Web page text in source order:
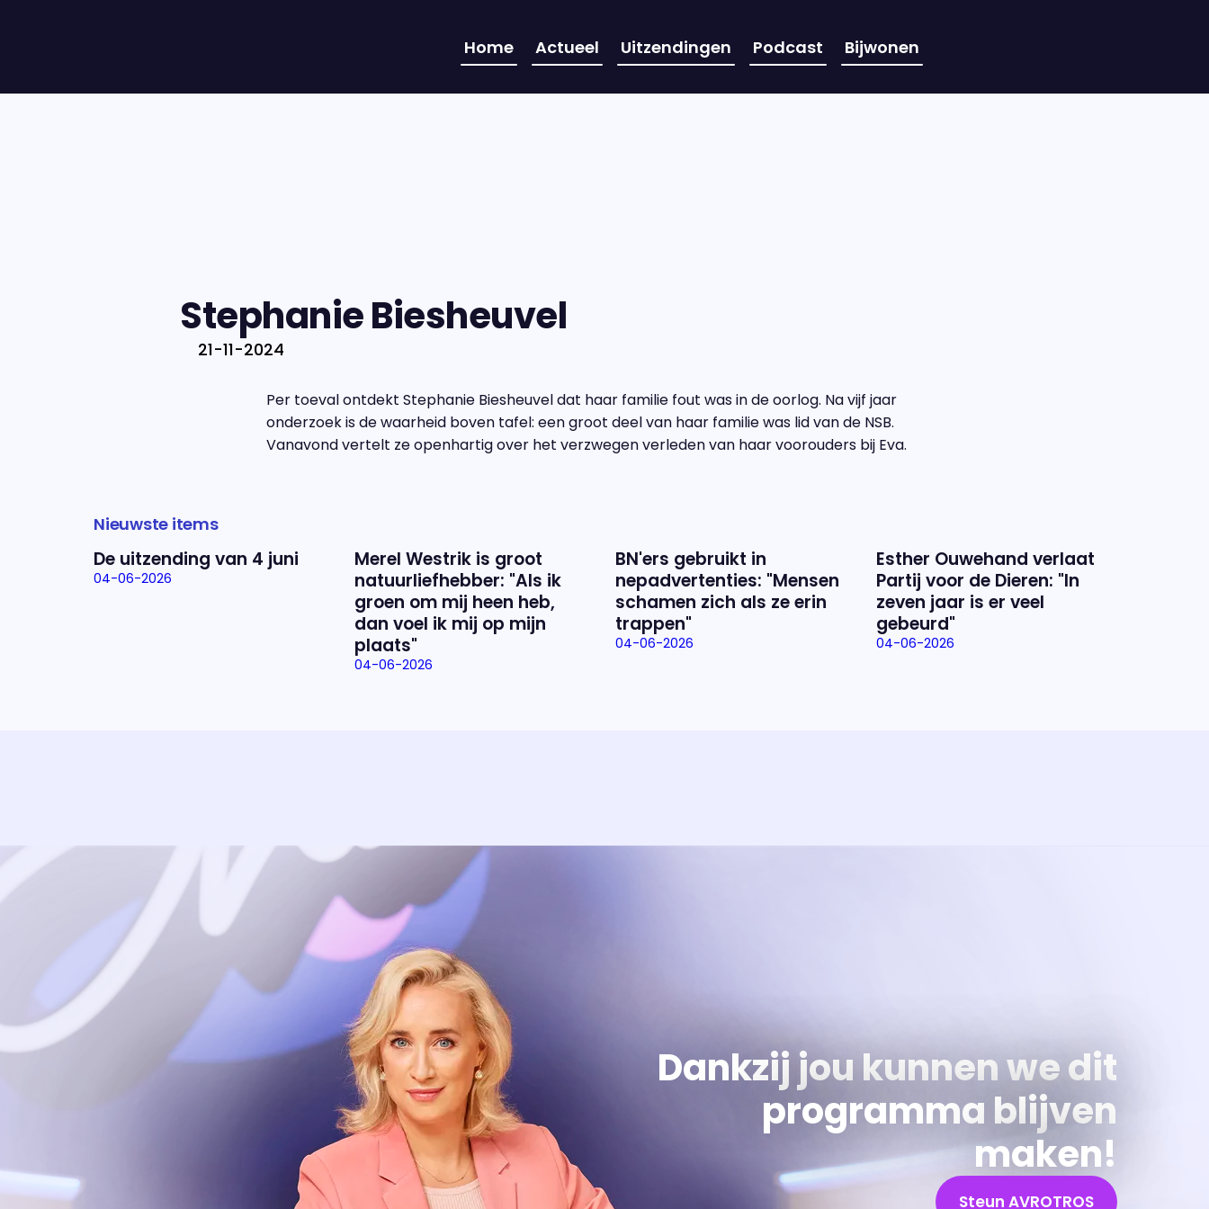
Home Actueel Uitzendingen Podcast Bijwonen
Stephanie Biesheuvel
21-11-2024
Per toeval ontdekt Stephanie Biesheuvel dat haar familie fout was in de oorlog. Na vijf jaar
onderzoek is de waarheid boven tafel: een groot deel van haar familie was lid van de NSB.
Vanavond vertelt ze openhartig over het verzwegen verleden van haar voorouders bij Eva.
Nieuwste items
De uitzending van 4 juni
04-06-2026
Merel Westrik is groot
natuurliefhebber: "Als ik
groen om mij heen heb,
dan voel ik mij op mijn
plaats"
04-06-2026
BN'ers gebruikt in
nepadvertenties: "Mensen
schamen zich als ze erin
trappen"
04-06-2026
Esther Ouwehand verlaat
Partij voor de Dieren: "In
zeven jaar is er veel
gebeurd"
04-06-2026
Dankzij jou kunnen we dit
programma blijven
maken!
Steun AVROTROS